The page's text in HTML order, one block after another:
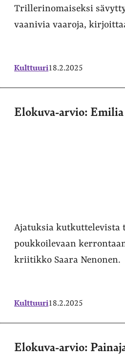
Trillerinomaiseksi
vaanivia vaaroja,
Kulttuuri18.2.2025
Elokuva-arvio: Emilia
Ajatuksia kutkuttelevista
poukkoilevaan
kriitikko Saara Nenonen.
Kulttuuri18.2.2025
Elokuva-arvio: